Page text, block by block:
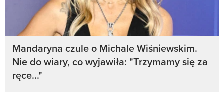
Mandaryna czule o Michale Wiśniewskim.
Nie do wiary, co wyjawiła: "Trzymamy się za
ręce..."